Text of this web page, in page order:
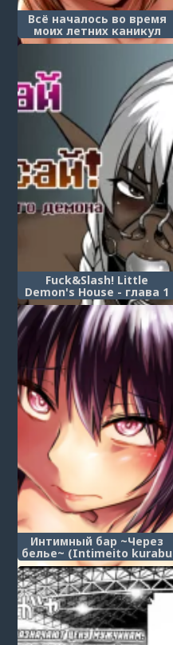
Всё началось во время
моих летних каникул
(Kikkake wa
Fuck&Slash! Little
Demon's House - глава 1
Интимный бар ~Через
белье~ (Intimeito kurabu
〜 shitagi no ue kara 〜)